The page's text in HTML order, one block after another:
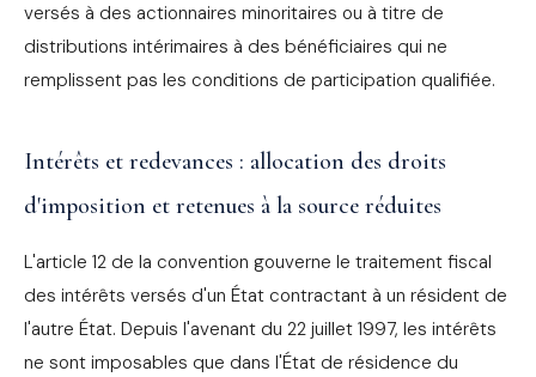
versés à des actionnaires minoritaires ou à titre de
distributions intérimaires à des bénéficiaires qui ne
remplissent pas les conditions de participation qualifiée.
Intérêts et redevances : allocation des droits
d'imposition et retenues à la source réduites
L'article 12 de la convention gouverne le traitement fiscal
des intérêts versés d'un État contractant à un résident de
l'autre État. Depuis l'avenant du 22 juillet 1997, les intérêts
ne sont imposables que dans l'État de résidence du